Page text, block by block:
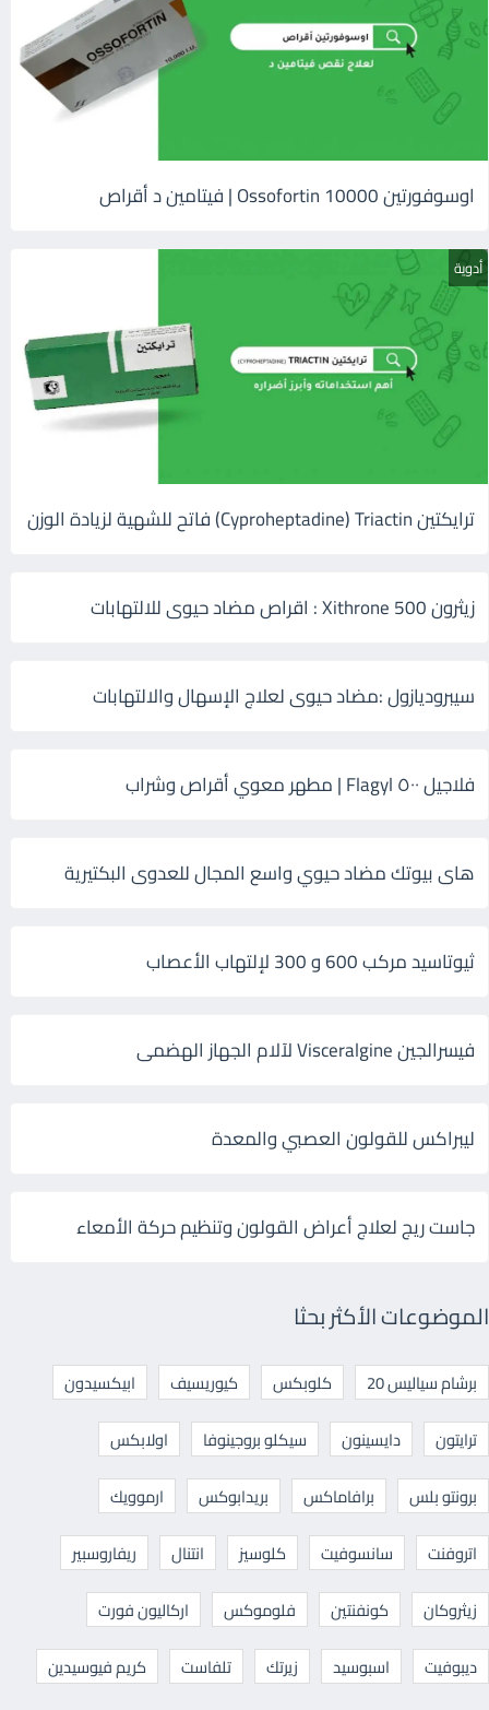
اوسوفورتين 10000 Ossofortin | فيتامين د أقراص
أدوية
ترايكتين Cyproheptadine) Triactin) فاتح للشهية لزيادة الوزن
زيثرون 500 Xithrone : اقراص مضاد حيوى للالتهابات
سيبروديازول :مضاد حيوى لعلاج الإسهال والالتهابات
فلاجيل ٥٠٠ Flagyl | مطهر معوي أقراص وشراب
هاى بيوتك مضاد حيوي واسع المجال للعدوى البكتيرية
ثيوتاسيد مركب 600 و 300 لإلتهاب الأعصاب
فيسرالجين Visceralgine لآلام الجهاز الهضمى
ليبراكس للقولون العصبي والمعدة
جاست ريج لعلاج أعراض القولون وتنظيم حركة الأمعاء
الموضوعات الأكثر بحثا
برشام سياليس 20 كلوبكس كيوريسيف
ابيكسيدون
ترايتون
دايسينون سيكلو بروجينوفا
اولابكس
برونتو بلس
برافاماكس بريدابوكس
ارموويك
اتروفنت
سانسوفيت كلوسيز انتنال
ريفاروسبير
زيثروكان
كونفنتين فلوموكس
اركاليون فورت
ديبوفيت
اسبوسيد زيرتك تلفاست كريم فيوسيدين